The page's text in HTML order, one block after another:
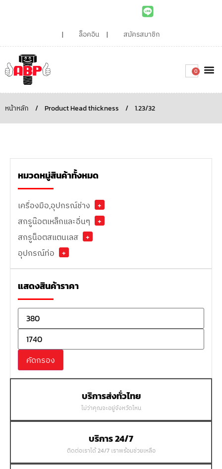
ล็อคอิน สมัครสมาชิก
0
หน้าหลัก / Product Head thickness / 1.23/32
หมวดหมู่สินค้าทั้งหมด
เครื่องมือ,อุปกรณ์ช่าง
+
สกรูน๊อตเหล็กและอื่นๆ
+
สกรูน็อตสแตนเลส
+
อุปกรณ์ท่อ
+
แสดงสินค้าราคา
คัดกรอง
บริการส่งทั่วไทย
ไม่ว่าคุณจะอยู่จังหวัดไหน
บริการ 24/7
ติดต่อเราได้ 24/7 เราพร้อมช่วยเหลือ